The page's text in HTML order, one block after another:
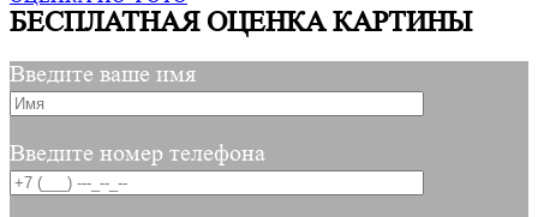
БЕСПЛАТНАЯ ОЦЕНКА КАРТИНЫ
Введите ваше имя
Введите номер телефона